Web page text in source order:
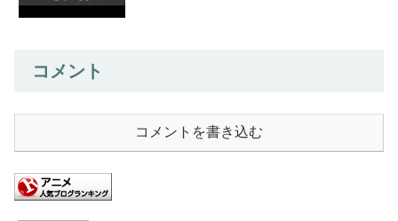
コメント
コメントを書き込む